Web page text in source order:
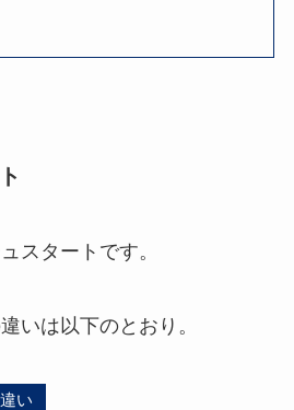
スタートです。
いは以下のとおり。
い